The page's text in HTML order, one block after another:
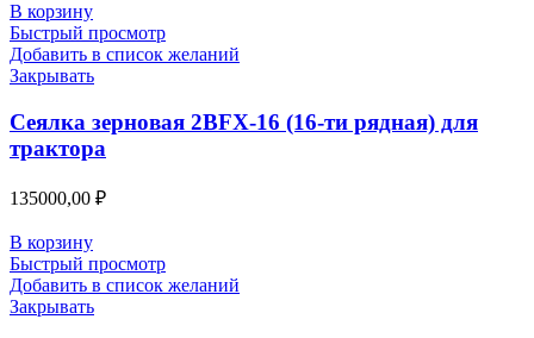
В корзину
Быстрый просмотр
Добавить в список желаний
Закрывать
Сеялка зерновая 2BFX-16 (16-ти рядная) для
трактора
135000,00 ₽
В корзину
Быстрый просмотр
Добавить в список желаний
Закрывать